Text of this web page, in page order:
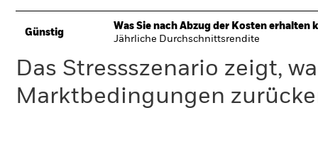
Günstig
Was Sie nach Abzug der Kosten erhalten
Jährliche Durchschnittsrendite
Das Stressszenario zeigt,
Marktbedingungen